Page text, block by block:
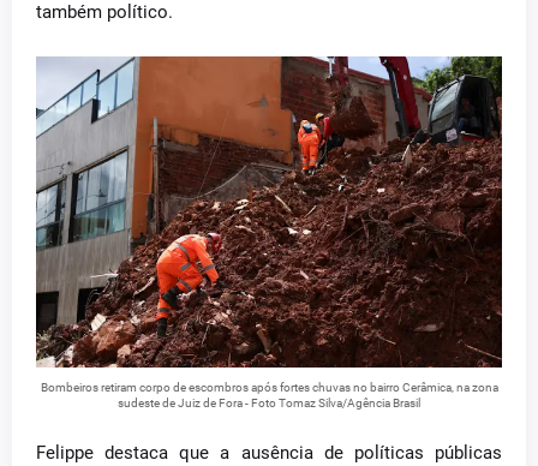
também político.
Bombeiros retiram corpo de escombros após fortes chuvas no bairro Cerâmica, na zona
sudeste de Juiz de Fora - Foto Tomaz Silva/Agência Brasil
Felippe destaca que a ausência de políticas públicas